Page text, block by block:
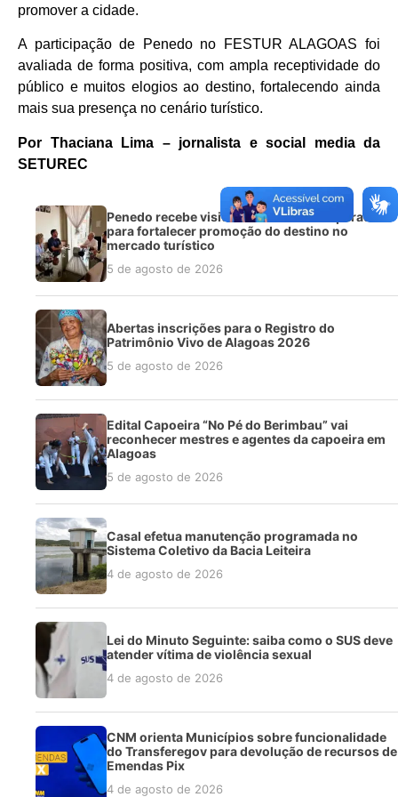
promover a cidade.
A participação de Penedo no FESTUR ALAGOAS foi
avaliada de forma positiva, com ampla receptividade do
público e muitos elogios ao destino, fortalecendo ainda
mais sua presença no cenário turístico.
Por Thaciana Lima – jornalista e social media da
SETUREC
Penedo recebe visita técnica da FRT Operadora
para fortalecer promoção do destino no
mercado turístico
5 de agosto de 2026
Abertas inscrições para o Registro do
Patrimônio Vivo de Alagoas 2026
5 de agosto de 2026
Edital Capoeira “No Pé do Berimbau” vai
reconhecer mestres e agentes da capoeira em
Alagoas
5 de agosto de 2026
Casal efetua manutenção programada no
Sistema Coletivo da Bacia Leiteira
4 de agosto de 2026
Lei do Minuto Seguinte: saiba como o SUS deve
atender vítima de violência sexual
4 de agosto de 2026
CNM orienta Municípios sobre funcionalidade
do Transferegov para devolução de recursos de
Emendas Pix
4 de agosto de 2026